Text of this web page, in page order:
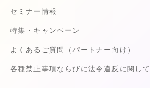
セミナー情報
特集・キャンペーン
よくあるご質問（パートナー向け）
各種禁止事項ならびに法令違反に関して